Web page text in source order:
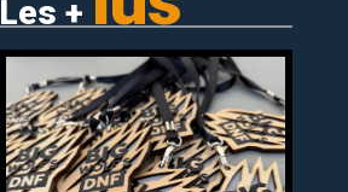
Les +